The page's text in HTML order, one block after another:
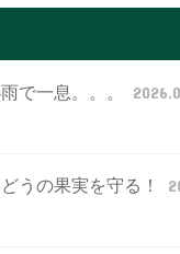
で一息。。。
うの果実を守る！